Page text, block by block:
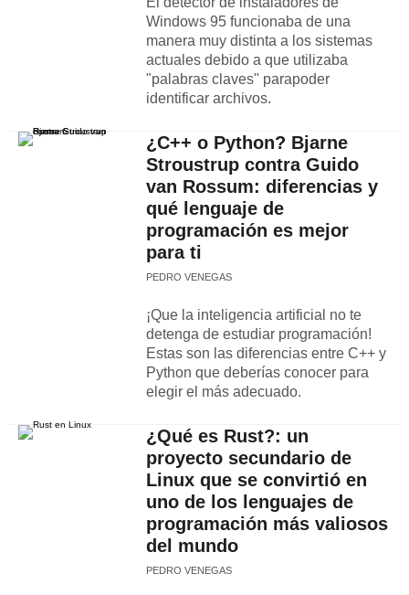
Windows 95 funcionaba de una
manera muy distinta a los sistemas
actuales debido a que utilizaba
"palabras claves" parapoder
identificar archivos.
¿C++ o Python? Bjarne
Stroustrup contra Guido
van Rossum: diferencias y
qué lenguaje de
programación es mejor
para ti
PEDRO VENEGAS
¡Que la inteligencia artificial no te
detenga de estudiar programación!
Estas son las diferencias entre C++ y
Python que deberías conocer para
elegir el más adecuado.
¿Qué es Rust?: un
proyecto secundario de
Linux que se convirtió en
uno de los lenguajes de
programación más valiosos
del mundo
PEDRO VENEGAS